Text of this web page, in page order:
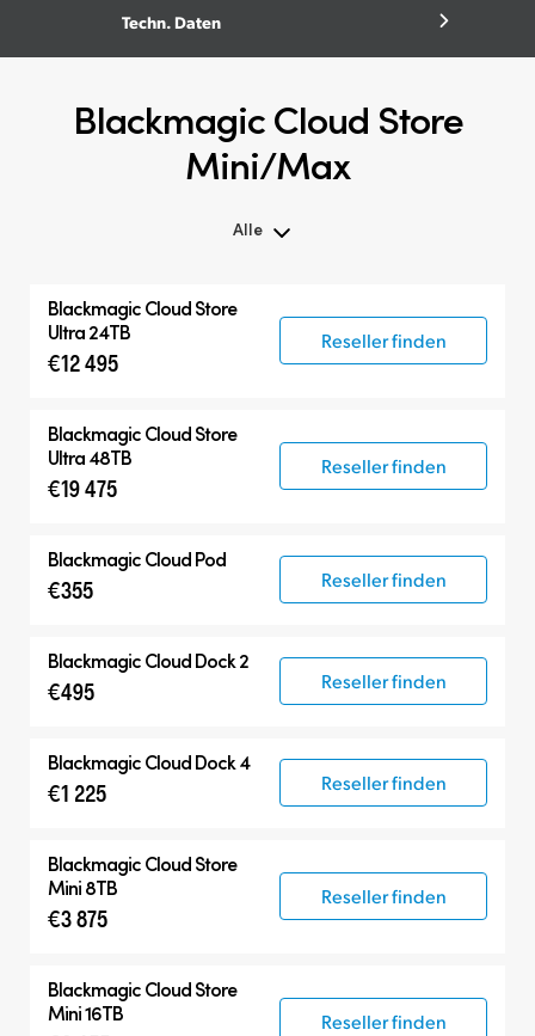
Techn. Daten
Blackmagic Cloud Store
Mini/Max
Alle
Blackmagic Cloud Store Mini
Blackmagic Cloud Store Max
Blackmagic Cloud Store
Ultra 24TB
€12 495
Reseller finden
Blackmagic Cloud Store
Ultra 48TB
€19 475
Reseller finden
Blackmagic Cloud Pod
€355 Reseller finden
Blackmagic Cloud Dock 2
€495 Reseller finden
Blackmagic Cloud Dock 4
€1 225 Reseller finden
Blackmagic Cloud Store
Mini 8TB
€3 875
Reseller finden
Blackmagic Cloud Store
Mini 16TB
Reseller finden